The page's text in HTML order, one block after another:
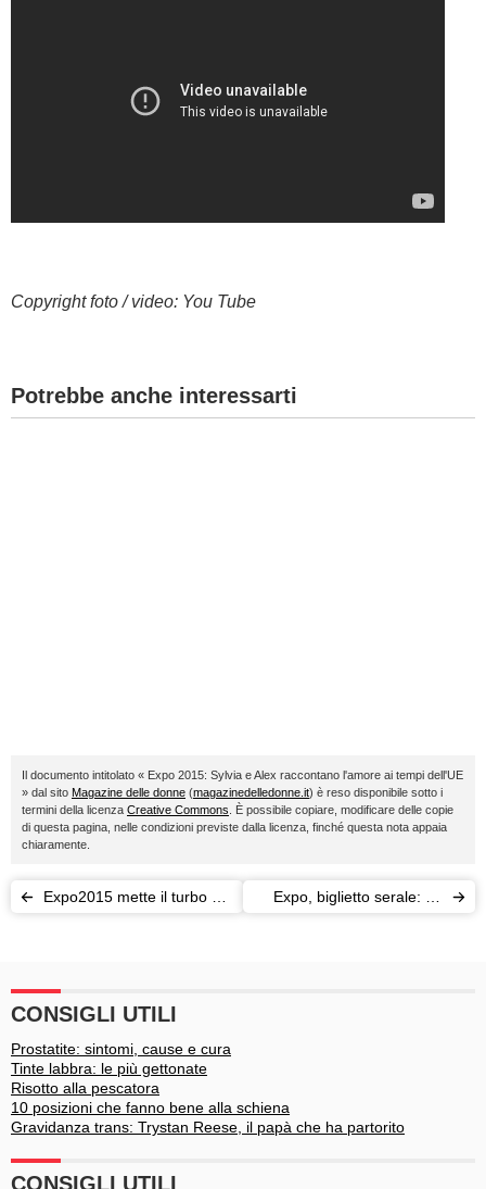
Copyright foto / video: You Tube
Potrebbe anche interessarti
Il documento intitolato « Expo 2015: Sylvia e Alex raccontano l'amore ai tempi dell'UE
» dal sito Magazine delle donne (magazinedelledonne.it) è reso disponibile sotto i
termini della licenza Creative Commons . È possibile copiare, modificare delle copie
di questa pagina, nelle condizioni previste dalla licenza, finché questa nota appaia
chiaramente.
Expo2015 mette il turbo ai
Expo, biglietto serale: ne
CONSIGLI UTILI
Prostatite: sintomi, cause e cura
Tinte labbra: le più gettonate
Risotto alla pescatora
10 posizioni che fanno bene alla schiena
Gravidanza trans: Trystan Reese, il papà che ha partorito
CONSIGLI UTILI